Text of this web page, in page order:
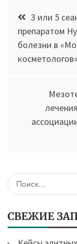
Навигация
по
записям
3 или 5
препаратом
болезни в
Найти:
СВЕЖИЕ